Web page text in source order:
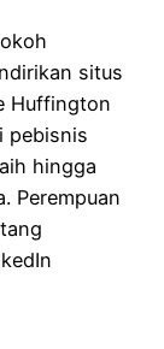
situs
Huffington
pebisnis
hingga
Perempuan